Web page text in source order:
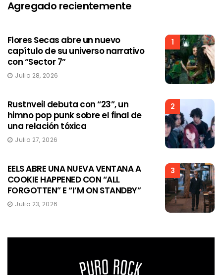
Agregado recientemente
1
Flores Secas abre un nuevo
capítulo de su universo narrativo
con “Sector 7”
Julio 28, 2026
2
Rustnveil debuta con “23”, un
himno pop punk sobre el final de
una relación tóxica
Julio 27, 2026
3
EELS ABRE UNA NUEVA VENTANA A
COOKIE HAPPENED CON “ALL
FORGOTTEN” E “I’M ON STANDBY”
Julio 23, 2026